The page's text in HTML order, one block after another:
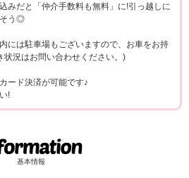
みだと「仲介手数料も無料」に!引っ越しに
そう◎
には駐車場もございますので、お車をお持
状況はお問い合わせください。)
ード決済が可能です♪
!
基本情報